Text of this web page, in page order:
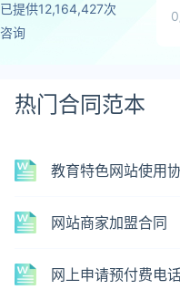
已提供12,164,427次
咨询
0
热门合同范本
教育特色网站使用
网站商家加盟合同
网上申请预付费电